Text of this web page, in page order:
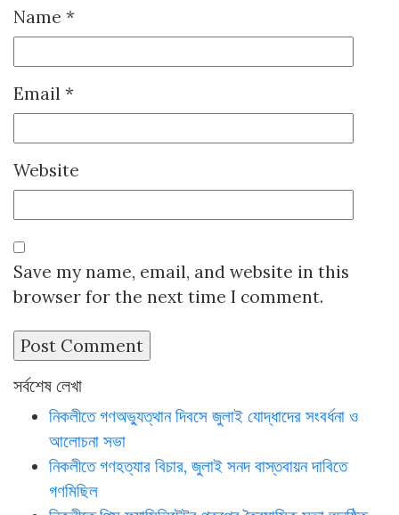
Name *
Email *
Website
Save my name, email, and website in this
browser for the next time I comment.
সর্বশেষ লেখা
নিকলীতে গণঅভ্যুত্থান দিবসে জুলাই যোদ্ধাদের সংবর্ধনা ও
আলোচনা সভা
নিকলীতে গণহত্যার বিচার, জুলাই সনদ বাস্তবায়ন দাবিতে
গণমিছিল